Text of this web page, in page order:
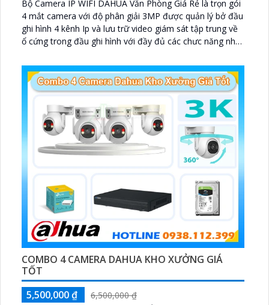
Bộ Camera IP WIFI DAHUA Văn Phòng Giá Rẻ là trọn gói
4 mắt camera với độ phân giải 3MP được quản lý bở đầu
ghi hình 4 kênh Ip và lưu trữ video giám sát tập trung về
ổ cứng trong đầu ghi hình với đầy đủ các chưc năng như
và giám sát có màu vào ban đêm
COMBO 4 CAMERA DAHUA KHO XƯỞNG GIÁ
TỐT
5,500,000 ₫
6,500,000 ₫